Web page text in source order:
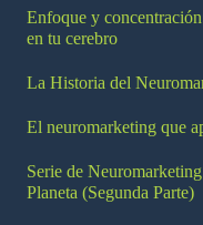
Enfoque y
en tu cerebro
La Historia del
El neuromarketing que
Serie de
Planeta (Segunda Parte)